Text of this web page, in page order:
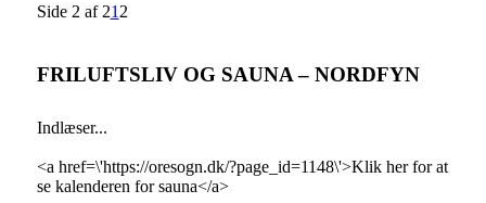
Side 2 af 21 2
FRILUFTSLIV OG SAUNA – NORDFYN
Indlæser...
<a href=\'https://oresogn.dk/?page_id=1148\'>Klik her for at
se kalenderen for sauna</a>